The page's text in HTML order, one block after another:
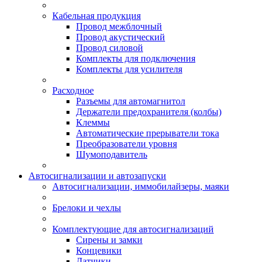
Кабельная продукция
Провод межблочный
Провод акустический
Провод силовой
Комплекты для подключения
Комплекты для усилителя
Расходное
Разъемы для автомагнитол
Держатели предохранителя (колбы)
Клеммы
Автоматические прерыватели тока
Преобразователи уровня
Шумоподавитель
Автосигнализации и автозапуски
Автосигнализации, иммобилайзеры, маяки
Брелоки и чехлы
Комплектующие для автосигнализаций
Сирены и замки
Концевики